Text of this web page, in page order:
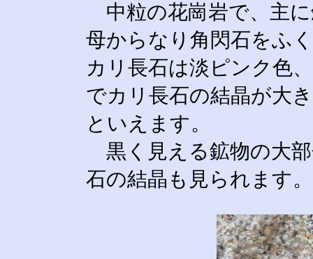
中粒の花崗岩で、主
母からなり角閃石をふ
カリ長石は淡ピンク色
でカリ長石の結晶が大
といえます。
黒く見える鉱物の大
石の結晶も見られます。